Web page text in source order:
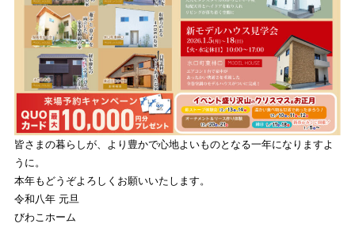
皆さまの暮らしが、より豊かで心地よいものとなる一年になりますよ
うに。
本年もどうぞよろしくお願いいたします。
令和八年 元旦
びわこホーム